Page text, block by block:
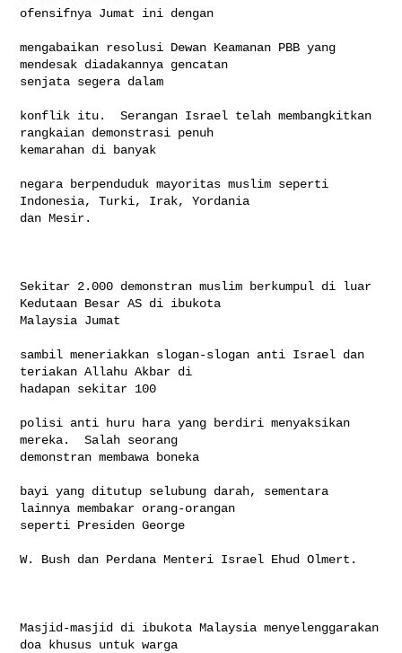
ofensifnya Jumat ini dengan
mengabaikan resolusi Dewan Keamanan PBB yang
mendesak diadakannya gencatan
senjata segera dalam
konflik itu.  Serangan Israel telah membangkitkan
rangkaian demonstrasi penuh
kemarahan di banyak
negara berpenduduk mayoritas muslim seperti
Indonesia, Turki, Irak, Yordania
dan Mesir.
Sekitar 2.000 demonstran muslim berkumpul di luar
Kedutaan Besar AS di ibukota
Malaysia Jumat
sambil meneriakkan slogan-slogan anti Israel dan
teriakan Allahu Akbar di
hadapan sekitar 100
polisi anti huru hara yang berdiri menyaksikan
mereka.  Salah seorang
demonstran membawa boneka
bayi yang ditutup selubung darah, sementara
lainnya membakar orang-orangan
seperti Presiden George
W. Bush dan Perdana Menteri Israel Ehud Olmert.
Masjid-masjid di ibukota Malaysia menyelenggarakan
doa khusus untuk warga